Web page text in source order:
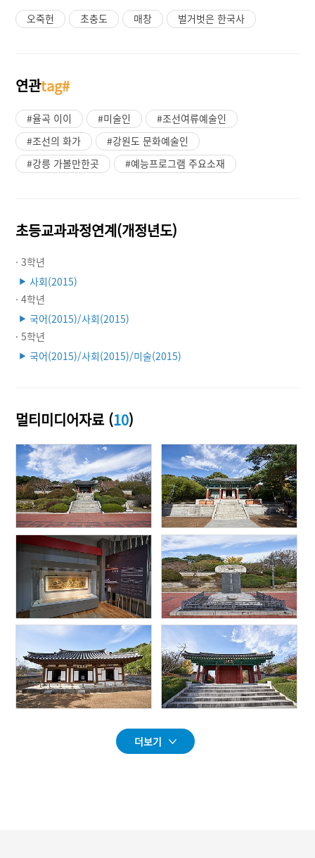
오죽헌 초충도 매창 벌거벗은 한국사
연관tag#
#율곡 이이 #미술인
#조선여류예술인
#조선의 화가
#강원도 문화예술인
#강릉 가볼만한곳
#예능프로그램 주요소재
초등교과과정연계(개정년도)
· 3학년
▶ 사회(2015)
· 4학년
▶ 국어(2015)/사회(2015)
· 5학년
▶ 국어(2015)/사회(2015)/미술(2015)
멀티미디어자료 (10)
더보기